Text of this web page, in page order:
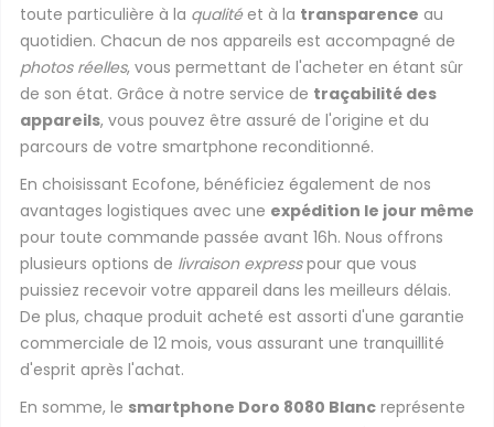
toute particulière à la qualité et à la transparence au
quotidien. Chacun de nos appareils est accompagné de
photos réelles, vous permettant de l'acheter en étant sûr
de son état. Grâce à notre service de traçabilité des
appareils, vous pouvez être assuré de l'origine et du
parcours de votre smartphone reconditionné.
En choisissant Ecofone, bénéficiez également de nos
avantages logistiques avec une expédition le jour même
pour toute commande passée avant 16h. Nous offrons
plusieurs options de livraison expresspour que vous
puissiez recevoir votre appareil dans les meilleurs délais.
De plus, chaque produit acheté est assorti d'une garantie
commerciale de 12 mois, vous assurant une tranquillité
d'esprit après l'achat.
En somme, le smartphone Doro 8080 Blanc représente